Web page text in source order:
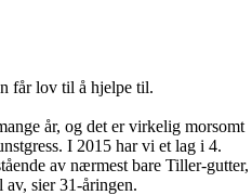
får lov til å hjelpe til.
år, og det er virkelig morsomt
I 2015 har vi et lag i 4.
av nærmest bare Tiller-gutter,
sier 31-åringen.